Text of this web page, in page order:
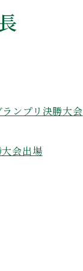
ンプリ決勝大会
会出場